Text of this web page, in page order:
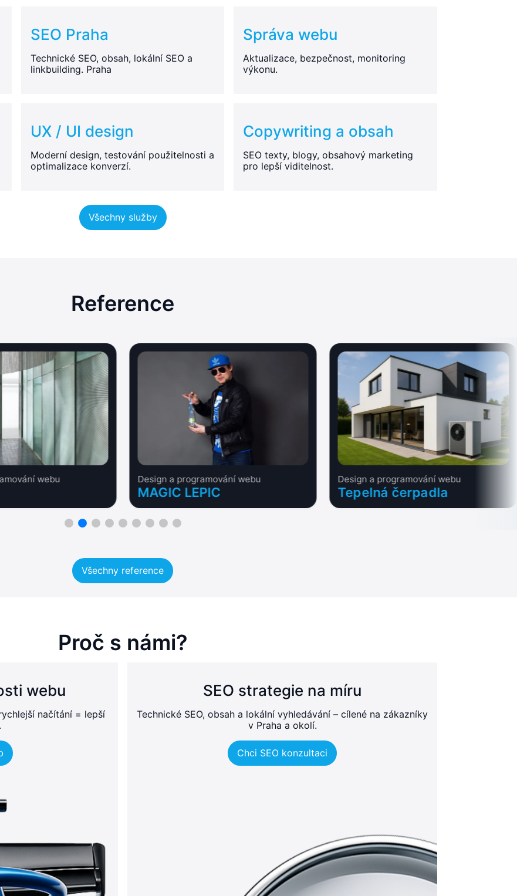
SEO Praha
Technické SEO, obsah, lokální SEO a
linkbuilding. Praha
Správa webu
Aktualizace, bezpečnost, monitoring
výkonu.
UX / UI design
Moderní design, testování použitelnosti a
optimalizace konverzí.
Copywriting a obsah
SEO texty, blogy, obsahový marketing
pro lepší viditelnost.
Všechny služby
Reference
webu Design a programování webu
MAGIC LEPIC
Design a programování webu
Tepelná čerpadla
Všechny reference
Proč s námi?
webu
načítání = lepší
SEO strategie na míru
Technické SEO, obsah a lokální vyhledávání – cílené na zákazníky
v Praha a okolí.
Chci SEO konzultaci